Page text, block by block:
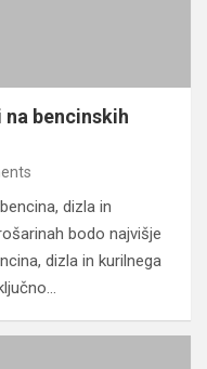
na bencinskih
dizla in
bodo najvišje
dizla in kurilnega